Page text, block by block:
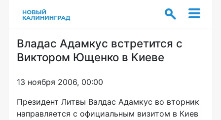
Владас Адамкус встретится с
Виктором Ющенко в Киеве
13 ноября 2006, 00:00
Президент Литвы Валдас Адамкус во вторник
направляется с официальным визитом в Киев